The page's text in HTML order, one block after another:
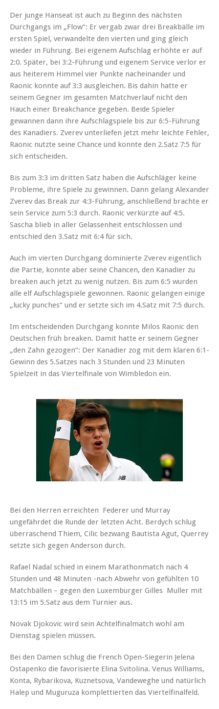
Der junge Hanseat ist auch zu Beginn des nächsten
Durchgangs im „Flow“: Er vergab zwar drei Breakbälle im
ersten Spiel, verwandelte den vierten und ging gleich
wieder in Führung. Bei eigenem Aufschlag erhöhte er auf
2:0. Später, bei 3:2-Führung und eigenem Service verlor er
aus heiterem Himmel vier Punkte nacheinander und
Raonic konnte auf 3:3 ausgleichen. Bis dahin hatte er
seinem Gegner im gesamten Matchverlauf nicht den
Hauch einer Breakchance gegeben. Beide Spieler
gewannen dann ihre Aufschlagspiele bis zur 6:5-Führung
des Kanadiers. Zverev unterliefen jetzt mehr leichte Fehler,
Raonic nutzte seine Chance und konnte den 2.Satz 7:5 für
sich entscheiden.
Bis zum 3:3 im dritten Satz haben die Aufschläger keine
Probleme, ihre Spiele zu gewinnen. Dann gelang Alexander
Zverev das Break zur 4:3-Führung, anschließend brachte er
sein Service zum 5:3 durch. Raonic verkürzte auf 4:5.
Sascha blieb in aller Gelassenheit entschlossen und
entschied den 3.Satz mit 6:4 für sich.
Auch im vierten Durchgang dominierte Zverev eigentlich
die Partie, konnte aber seine Chancen, den Kanadier zu
breaken auch jetzt zu wenig nutzen. Bis zum 6:5 wurden
alle elf Aufschlagspiele gewonnen. Raonic gelangen einige
„lucky punches“ und er setzte sich im 4.Satz mit 7:5 durch.
Im entscheidenden Durchgang konnte Milos Raonic den
Deutschen früh breaken. Damit hatte er seinem Gegner
„den Zahn gezogen“: Der Kanadier zog mit dem klaren 6:1-
Gewinn des 5.Satzes nach 3 Stunden und 23 Minuten
Spielzeit in das Viertelfinale von Wimbledon ein.
Bei den Herren erreichten Federer und Murray
ungefährdet die Runde der letzten Acht. Berdych schlug
überraschend Thiem, Cilic bezwang Bautista Agut, Querrey
setzte sich gegen Anderson durch.
Rafael Nadal schied in einem Marathonmatch nach 4
Stunden und 48 Minuten -nach Abwehr von gefühlten 10
Matchbällen – gegen den Luxemburger Gilles Muller mit
13:15 im 5.Satz aus dem Turnier aus.
Novak Djokovic wird sein Achtelfinalmatch wohl am
Dienstag spielen müssen.
Bei den Damen schlug die French Open-Siegerin Jelena
Ostapenko die favorisierte Elina Svitolina. Venus Williams,
Konta, Rybarikova, Kuznetsova, Vandeweghe und natürlich
Halep und Muguruza komplettierten das Viertelfinalfeld.